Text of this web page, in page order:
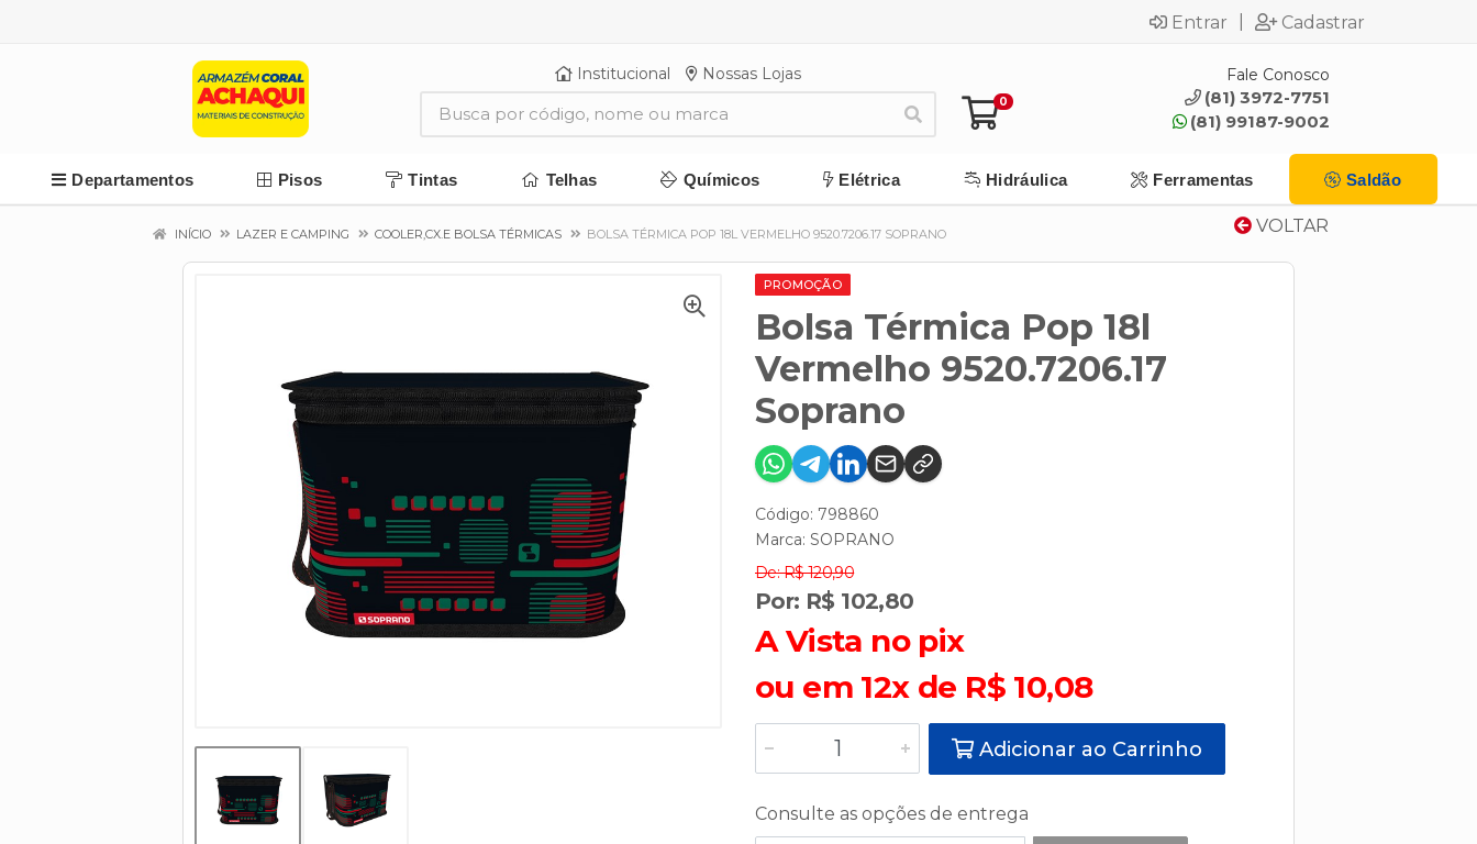
Entrar Cadastrar
Institucional Nossas Lojas
0
Fale Conosco
(81) 3972-7751
(81) 99187-9002
Departamentos Pisos Tintas Telhas Químicos Elétrica Hidráulica Ferramentas Saldão
VOLTAR
INÍCIO LAZER E CAMPING COOLER,CX.E BOLSA TÉRMICAS BOLSA TÉRMICA POP 18L VERMELHO 9520.7206.17 SOPRANO
PROMOÇÃO
Bolsa Térmica Pop 18l
Vermelho 9520.7206.17
Soprano
Código: 798860
Marca: SOPRANO
De: R$ 120,90
Por: R$ 102,80
A Vista no pix
ou em 12x de R$ 10,08
Adicionar ao Carrinho
Consulte as opções de entrega